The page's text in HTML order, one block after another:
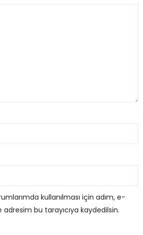
kullanılması için adım, e-
bu tarayıcıya kaydedilsin.